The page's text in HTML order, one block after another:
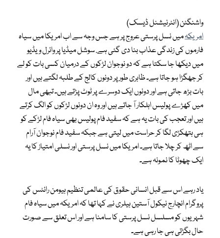
واشنگٹن (انٹرنیشنل ڈیسک)
امریکہمیں نسل پرستی عروج پر ہے جس وجہ سے اب امریکا میں سیاہ
فارموں کی زندگی عذاب بنا دی گئی ہے. سوشل میڈیا پر وائرل ویڈیو
میں دیکھا جا سکتا ہے کہ دو نوجوان لڑکوں کے درمیان کسی بات کو لے
کر جھگڑا ہو جاتا ہے۔ ظاہری طور پر دونوں کالج کے طلبہ لگتے ہیں اور
بات بڑھ جاتی ہے اور دونوں ایک دوسرے پر ٹوٹ پڑتے ہیں۔ تبھی مال
میں کھڑے پولیس اہلکار آ جاتے ہیں اور وہ ان دونوں لڑکوں کو الگ کرتے
ہیں اور تعجب کی بات یہ ہے کہ سفید فام پولیس بھی سیاہ فام لڑکے کو
ہی ہتھکڑی لگا کر حراست میں لیتی ہے جبکہ سفید فام نوجوان آرام
سے اٹھ کر چلا جاتا ہے۔ امریکا میں نسل پرستی اور نسلی امتیاز کا یہ
ایک چھوٹا کا نمونہ ہے۔
یاد رہے اس سے قبل انسانی حقوق کی عالمی تنظیم ہیومن رائٹس کی
پروگرام انچارج نیکول آستین ہیلری نے کہا تھا کہ امریکہ میں سیاہ فام
شہریوں کو مسلسل نسل پرستی کا سامنا ہے اور اس تعلق سے صورت
حال بگڑتی ہی جا رہی ہے۔